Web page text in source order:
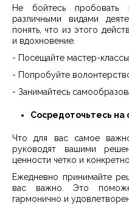
Не бойтесь пробовать
различными видами
понять, что из этого
и вдохновение.
- Посещайте мастер-
- Попробуйте
- Занимайтесь
Сосредоточьтесь на
Что для вас самое
руководят вашими
ценности четко и
Ежедневно принимайте
вас важно. Это
гармонично и